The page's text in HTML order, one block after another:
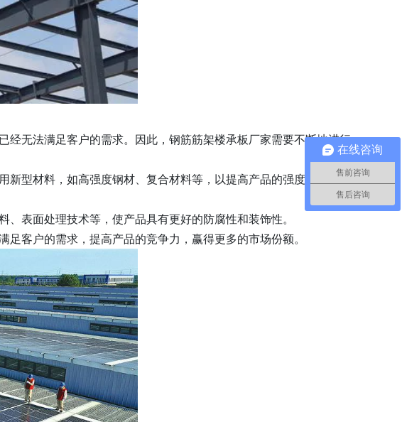
无法满足客户的需求。因此，钢筋筋架楼承板厂家需要不断地进行
型材料，如高强度钢材、复合材料等，以提高产品的强度和耐久
表面处理技术等，使产品具有更好的防腐性和装饰性。
客户的需求，提高产品的竞争力，赢得更多的市场份额。
在线咨询
售前咨询
售后咨询